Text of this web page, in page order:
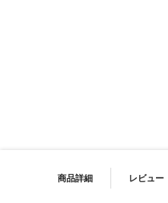
商品詳細 レビュー